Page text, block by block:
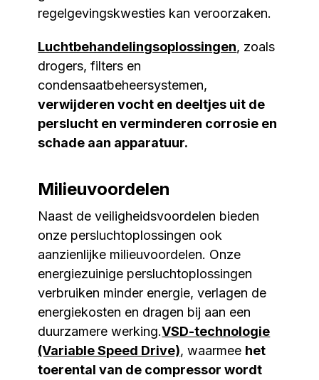
regelgevingskwesties kan veroorzaken.
Luchtbehandelingsoplossingen, zoals
drogers, filters en
condensaatbeheersystemen,
verwijderen vocht en deeltjes uit de
perslucht en verminderen corrosie en
schade aan apparatuur.
Milieuvoordelen
Naast de veiligheidsvoordelen bieden
onze persluchtoplossingen ook
aanzienlijke milieuvoordelen. Onze
energiezuinige persluchtoplossingen
verbruiken minder energie, verlagen de
energiekosten en dragen bij aan een
duurzamere werking.VSD-technologie
(Variable Speed Drive), waarmee het
toerental van de compressor wordt